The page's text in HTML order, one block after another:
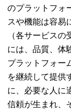
のプラットフォ
スや機能は容易
（各サービス
には、品質、体
プラットフォー
を継続して提供
に、必要な人に
信頼が生まれ、